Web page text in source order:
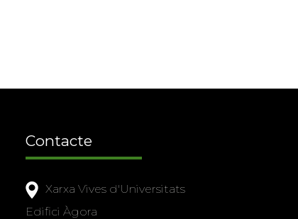
Contacte
Xarxa Vives d'Universitats
Edifici Àgora